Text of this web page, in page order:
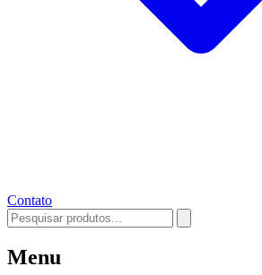
Contato
Menu